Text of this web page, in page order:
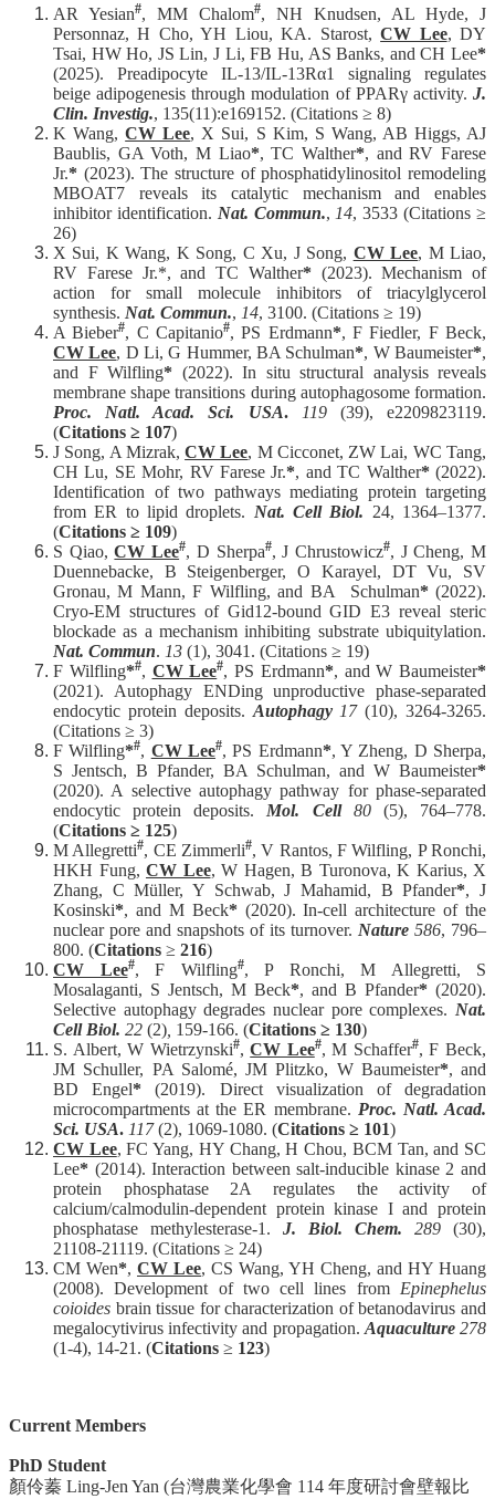
AR Yesian#, MM Chalom#, NH Knudsen, AL Hyde, J
Personnaz, H Cho, YH Liou, KA. Starost,CW Lee, DY
Tsai, HW Ho, JS Lin, J Li, FB Hu, AS Banks, and CH Lee*
(2025). Preadipocyte IL-13/IL-13Rα1 signaling regulates
beige adipogenesis through modulation of PPARγ activity. J.
Clin. Investig., 135(11):e169152. (Citations ≥ 8)
K Wang,CW Lee, X Sui, S Kim, S Wang, AB Higgs, AJ
Baublis, GA Voth, M Liao*, TC Walther*, and RV Farese
Jr.* (2023). The structure of phosphatidylinositol remodeling
MBOAT7 reveals its catalytic mechanism and enables
inhibitor identification. Nat. Commun., 14, 3533 (Citations ≥
26)
X Sui, K Wang, K Song, C Xu, J Song, CW Lee, M Liao,
RV Farese Jr.*, and TC Walther* (2023). Mechanism of
action for small molecule inhibitors of triacylglycerol
synthesis. Nat. Commun., 14, 3100. (Citations ≥ 19)
A Bieber#, C Capitanio#, PS Erdmann*, F Fiedler, F Beck,
CW Lee, D Li, G Hummer, BA Schulman*, W Baumeister*,
and F Wilfling* (2022). In situ structural analysis reveals
membrane shape transitions during autophagosome formation.
Proc. Natl. Acad. Sci. USA. 119(39), e2209823119.
(Citations ≥ 107)
J Song, A Mizrak,CW Lee, M Cicconet, ZW Lai, WC Tang,
CH Lu, SE Mohr, RV Farese Jr.*, and TC Walther*(2022).
Identification of two pathways mediating protein targeting
from ER to lipid droplets. Nat. Cell Biol. 24, 1364–1377.
(Citations ≥ 109)
S Qiao,CW Lee#, D Sherpa#, J Chrustowicz#, J Cheng, M
Duennebacke, B Steigenberger, O Karayel, DT Vu, SV
Gronau, M Mann, F Wilfling, and BA Schulman* (2022).
Cryo-EM structures of Gid12-bound GID E3 reveal steric
blockade as a mechanism inhibiting substrate ubiquitylation.
Nat. Commun. 13 (1), 3041. (Citations ≥ 19)
F Wilfling*#, CW Lee#, PS Erdmann*, and W Baumeister*
(2021). Autophagy ENDing unproductive phase-separated
endocytic protein deposits. Autophagy 17(10), 3264-3265.
(Citations ≥ 3)
F Wilfling*#, CW Lee#, PS Erdmann*, Y Zheng, D Sherpa,
S Jentsch, B Pfander, BA Schulman, and W Baumeister*
(2020). A selective autophagy pathway for phase-separated
endocytic protein deposits. Mol. Cell80 (5), 764–778.
(Citations ≥ 125)
M Allegretti#, CE Zimmerli#, V Rantos, F Wilfling, P Ronchi,
HKH Fung, CW Lee, W Hagen, B Turonova, K Karius, X
Zhang, C Müller, Y Schwab, J Mahamid, B Pfander*, J
Kosinski*, and M Beck* (2020). In-cell architecture of the
nuclear pore and snapshots of its turnover. Nature 586, 796–
800. (Citations ≥ 216)
CW Lee#, F Wilfling#, P Ronchi, M Allegretti, S
Mosalaganti, S Jentsch, M Beck*, and B Pfander* (2020).
Selective autophagy degrades nuclear pore complexes. Nat.
Cell Biol. 22 (2) 159-166. (Citations ≥ 130)
S. Albert, W Wietrzynski#,CW Lee#, M Schaffer#, F Beck,
JM Schuller, PA Salomé, JM Plitzko, W Baumeister*, and
BD Engel* (2019). Direct visualization of degradation
microcompartments at the ER membrane. Proc. Natl. Acad.
Sci. USA. 117(2), 1069-1080. (Citations ≥ 101)
CW Lee, FC Yang, HY Chang, H Chou, BCM Tan, and SC
Lee* (2014). Interaction between salt-inducible kinase 2 and
protein phosphatase 2A regulates the activity of
calcium/calmodulin-dependent protein kinase I and protein
phosphatase methylesterase-1. J. Biol. Chem. 289 (30),
21108-21119. (Citations ≥ 24)
CM Wen*, CW Lee, CS Wang, YH Cheng, and HY Huang
(2008). Development of two cell lines from Epinephelus
coioides brain tissue for characterization of betanodavirus and
megalocytivirus infectivity and propagation. Aquaculture 278
(1-4), 14-21. (Citations ≥ 123)
Current Members
PhD Student
顏伶蓁 Ling-Jen Yan (台灣農業化學會 114 年度研討會壁報比